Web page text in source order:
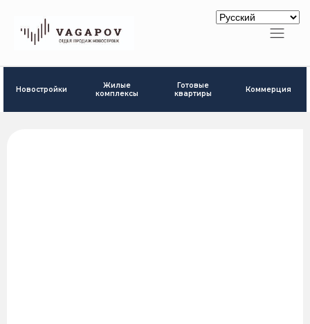
Новостройки
Жилые
комплексы
Готовые
квартиры
Коммерция